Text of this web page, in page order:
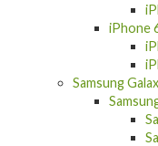
iPhone
Samsung